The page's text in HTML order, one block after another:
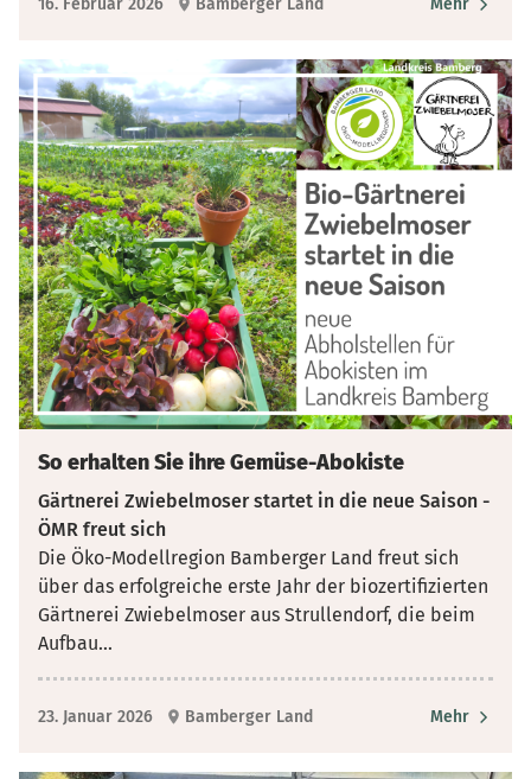
16. Februar 2026 Bamberger Land Mehr
So erhalten Sie ihre Gemüse-Abokiste
Gärtnerei Zwiebelmoser startet in die neue Saison -
ÖMR freut sich
Die Öko-Modellregion Bamberger Land freut sich
über das erfolgreiche erste Jahr der biozertifizierten
Gärtnerei Zwiebelmoser aus Strullendorf, die beim
Aufbau...
23. Januar 2026 Bamberger Land Mehr